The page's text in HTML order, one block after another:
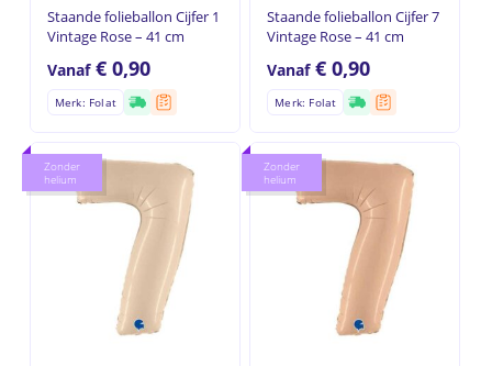
Staande folieballon Cijfer 1
Vintage Rose – 41 cm
Vanaf€ 0,90
Merk: Folat
Staande folieballon Cijfer 7
Vintage Rose – 41 cm
Vanaf€0,90
Merk: Folat
Zonder
helium
Zonder
helium